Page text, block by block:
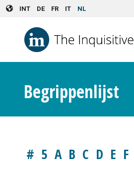
Skip to main content
INT DE FR IT NL
Begrippenlijst
# 5 A B C D E F